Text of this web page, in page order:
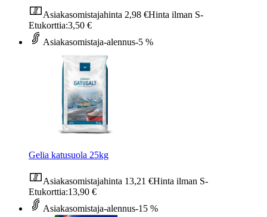
Asiakasomistajahinta 2,98 €Hinta ilman S-
Etukorttia:3,50 €
Asiakasomistaja-alennus-5 %
Gelia katusuola 25kg
Asiakasomistajahinta 13,21 €Hinta ilman S-
Etukorttia:13,90 €
Asiakasomistaja-alennus-15 %